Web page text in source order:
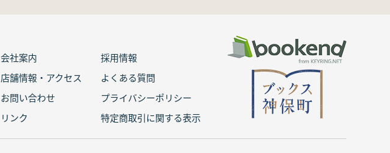
会社案内
採用情報
店舗情報・アクセス
よくある質問
お問い合わせ
プライバシーポリシー
リンク
特定商取引に関する表示